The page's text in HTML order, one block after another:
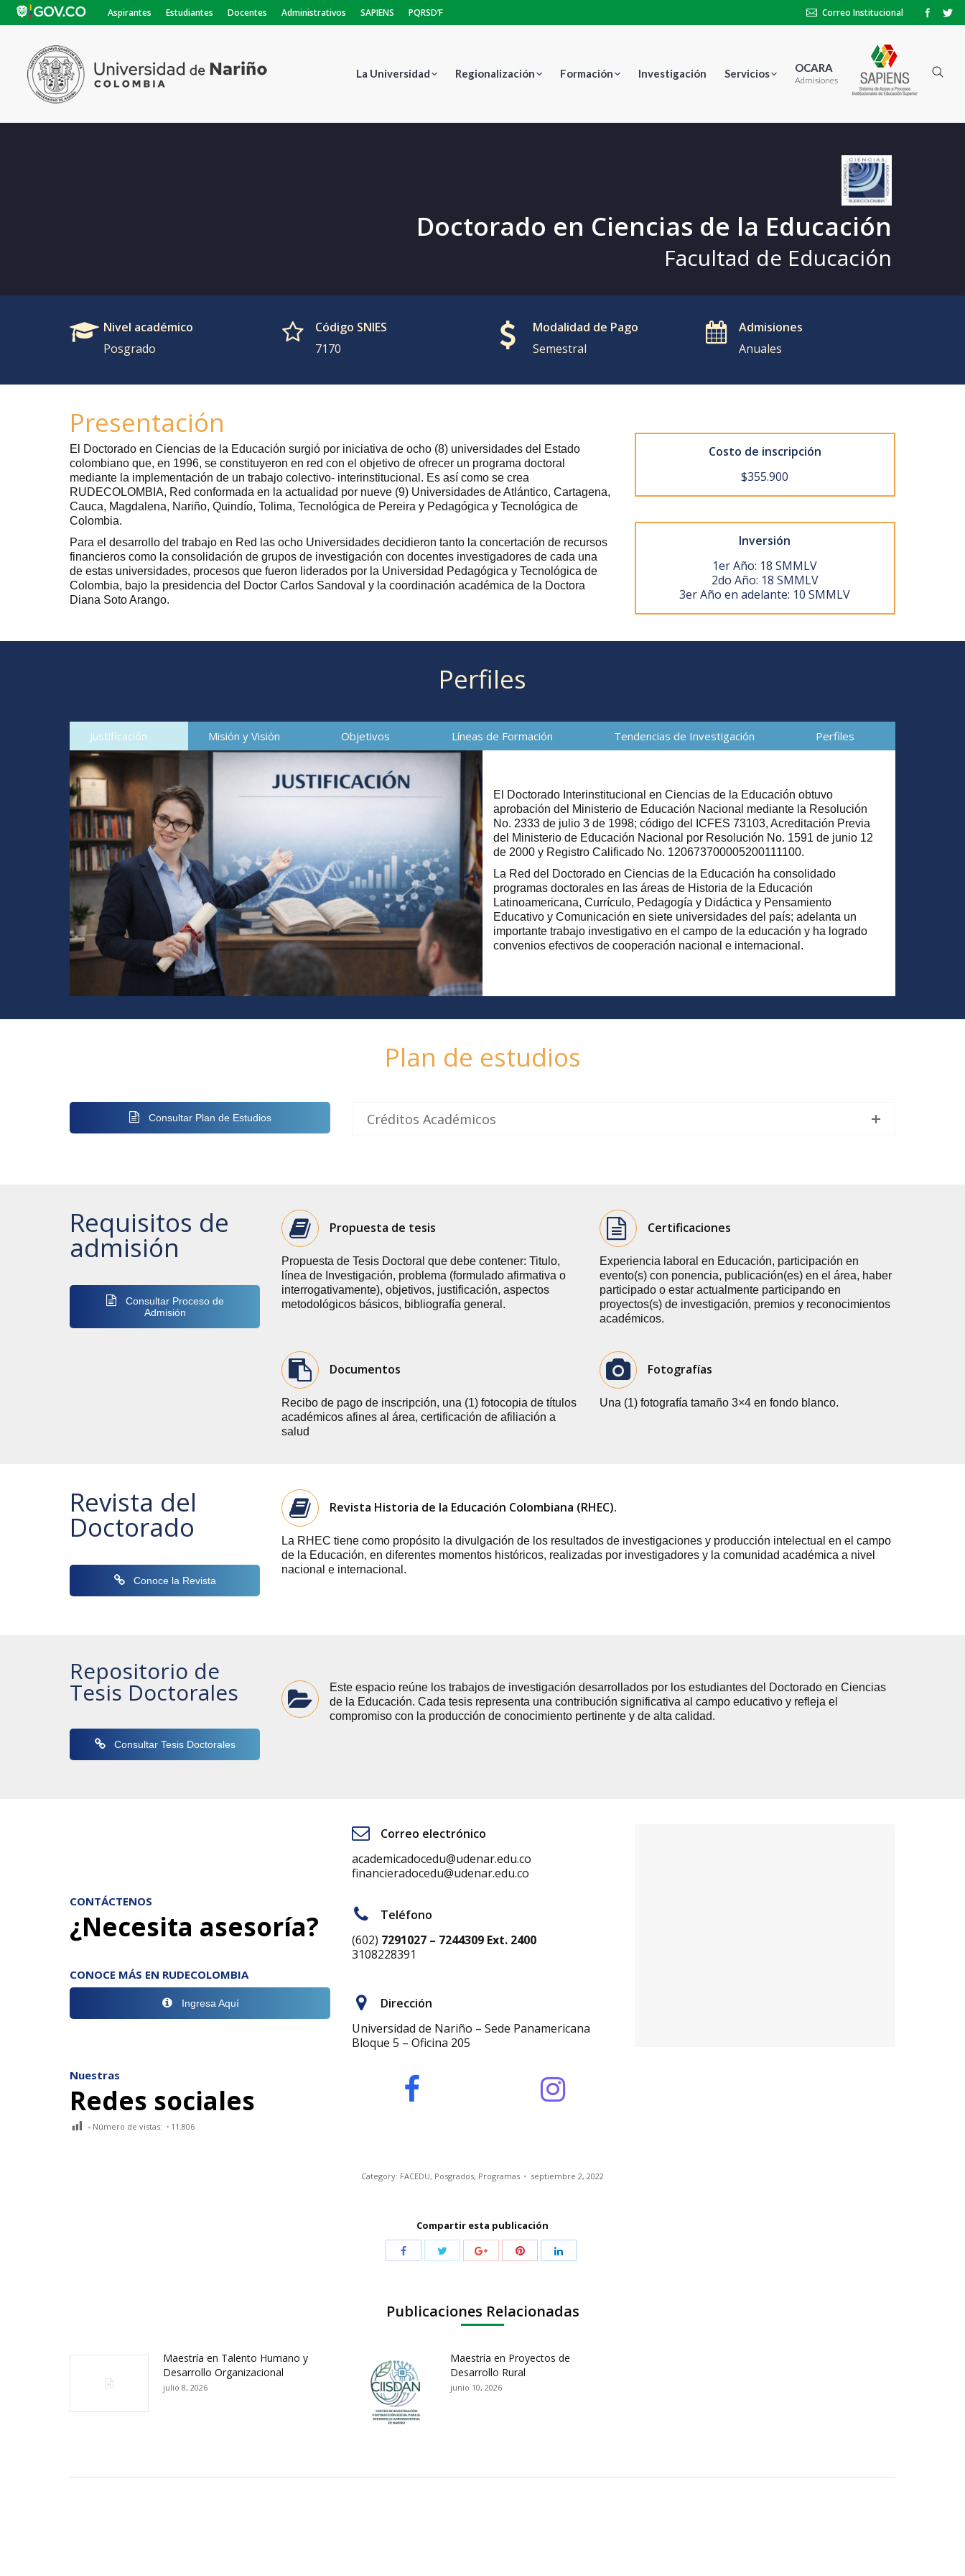
Aspirantes Estudiantes Docentes Administrativos SAPIENS PQRSD’F Correo Institucional
La Universidad Regionalización Formación Investigación Servicios OCARA
Admisiones
Doctorado en Ciencias de la Educación
Facultad de Educación
Nivel académico
Posgrado
Código SNIES
7170
Modalidad de Pago
Semestral
Admisiones
Anuales
Presentación
El Doctorado en Ciencias de la Educación surgió por iniciativa de ocho (8) universidades del Estado
colombiano que, en 1996, se constituyeron en red con el objetivo de ofrecer un programa doctoral
mediante la implementación de un trabajo colectivo- interinstitucional. Es así como se crea
RUDECOLOMBIA, Red conformada en la actualidad por nueve (9) Universidades de Atlántico, Cartagena,
Cauca, Magdalena, Nariño, Quindío, Tolima, Tecnológica de Pereira y Pedagógica y Tecnológica de
Colombia.
Para el desarrollo del trabajo en Red las ocho Universidades decidieron tanto la concertación de recursos
financieros como la consolidación de grupos de investigación con docentes investigadores de cada una
de estas universidades, procesos que fueron liderados por la Universidad Pedagógica y Tecnológica de
Colombia, bajo la presidencia del Doctor Carlos Sandoval y la coordinación académica de la Doctora
Diana Soto Arango.
Costo de inscripción
$355.900
Inversión
1er Año: 18 SMMLV
2do Año: 18 SMMLV
3er Año en adelante: 10 SMMLV
Perfiles
Justificación Misión y Visión Objetivos Líneas de Formación Tendencias de Investigación Perfiles
El Doctorado Interinstitucional en Ciencias de la Educación obtuvo
aprobación del Ministerio de Educación Nacional mediante la Resolución
No. 2333 de julio 3 de 1998; código del ICFES 73103, Acreditación Previa
del Ministerio de Educación Nacional por Resolución No. 1591 de junio 12
de 2000 y Registro Calificado No. 120673700005200111100.
La Red del Doctorado en Ciencias de la Educación ha consolidado
programas doctorales en las áreas de Historia de la Educación
Latinoamericana, Currículo, Pedagogía y Didáctica y Pensamiento
Educativo y Comunicación en siete universidades del país; adelanta un
importante trabajo investigativo en el campo de la educación y ha logrado
convenios efectivos de cooperación nacional e internacional.
Plan de estudios
Consultar Plan de Estudios Créditos Académicos
Requisitos de
admisión
Consultar Proceso de
Admisión
Propuesta de tesis
Propuesta de Tesis Doctoral que debe contener: Titulo,
línea de Investigación, problema (formulado afirmativa o
interrogativamente), objetivos, justificación, aspectos
metodológicos básicos, bibliografía general.
Certificaciones
Experiencia laboral en Educación, participación en
evento(s) con ponencia, publicación(es) en el área, haber
participado o estar actualmente participando en
proyectos(s) de investigación, premios y reconocimientos
académicos.
Documentos
Recibo de pago de inscripción, una (1) fotocopia de títulos
académicos afines al área, certificación de afiliación a
salud
Fotografías
Una (1) fotografía tamaño 3×4 en fondo blanco.
Revista del
Doctorado
Conoce la Revista
Revista Historia de la Educación Colombiana (RHEC).
La RHEC tiene como propósito la divulgación de los resultados de investigaciones y producción intelectual en el campo
de la Educación, en diferentes momentos históricos, realizadas por investigadores y la comunidad académica a nivel
nacional e internacional.
Repositorio de
Tesis Doctorales
Consultar Tesis Doctorales
Este espacio reúne los trabajos de investigación desarrollados por los estudiantes del Doctorado en Ciencias
de la Educación. Cada tesis representa una contribución significativa al campo educativo y refleja el
compromiso con la producción de conocimiento pertinente y de alta calidad.
CONTÁCTENOS
¿Necesita asesoría?
CONOCE MÁS EN RUDECOLOMBIA
Ingresa Aquí
Nuestras
Redes sociales
Correo electrónico
academicadocedu@udenar.edu.co
financieradocedu@udenar.edu.co
Teléfono
(602) 7291027 – 7244309 Ext. 2400
3108228391
Dirección
Universidad de Nariño – Sede Panamericana
Bloque 5 – Oficina 205
Número de vistas: 11.806
Category: FACEDU, Posgrados, Programas septiembre 2, 2022
Compartir esta publicación
Publicaciones Relacionadas
Maestría en Talento Humano y
Desarrollo Organizacional
julio 8, 2026
Maestría en Proyectos de
Desarrollo Rural
junio 10, 2026